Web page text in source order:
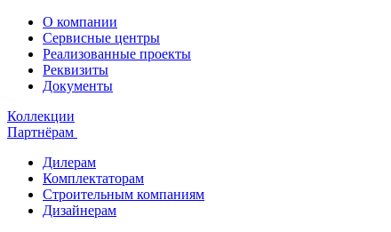
О компании
Сервисные центры
Реализованные проекты
Реквизиты
Документы
Коллекции
Партнёрам
Дилерам
Комплектаторам
Строительным компаниям
Дизайнерам